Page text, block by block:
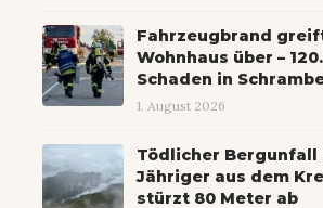
Fahrzeugbrand
Wohnhaus über –
Schaden in
1. August 2026
Tödlicher Bergunfall
Jähriger aus dem
stürzt 80 Meter ab